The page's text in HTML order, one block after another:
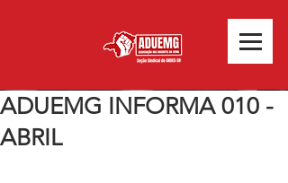
ADUEMG INFORMA 010 -
ABRIL